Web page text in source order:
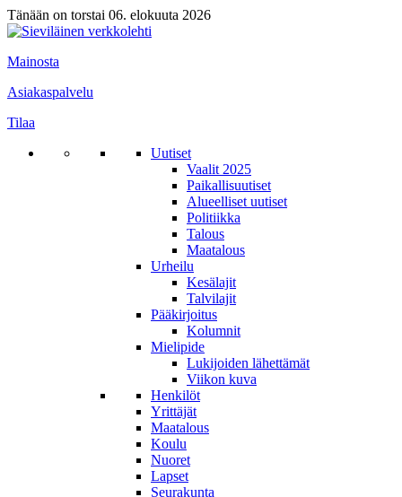
Tänään on torstai 06. elokuuta 2026
Mainosta
Asiakaspalvelu
Tilaa
Uutiset
Vaalit 2025
Paikallisuutiset
Alueelliset uutiset
Politiikka
Talous
Maatalous
Urheilu
Kesälajit
Talvilajit
Pääkirjoitus
Kolumnit
Mielipide
Lukijoiden lähettämät
Viikon kuva
Henkilöt
Yrittäjät
Maatalous
Koulu
Nuoret
Lapset
Seurakunta